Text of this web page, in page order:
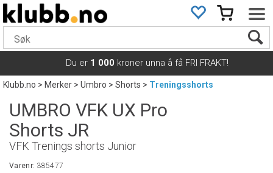
Du er 1 000 kroner unna å få FRI FRAKT!
Klubb.no>Merker>Umbro>Shorts>Treningsshorts
UMBRO VFK UX Pro
Shorts JR
VFK Trenings shorts Junior
Varenr: 385477